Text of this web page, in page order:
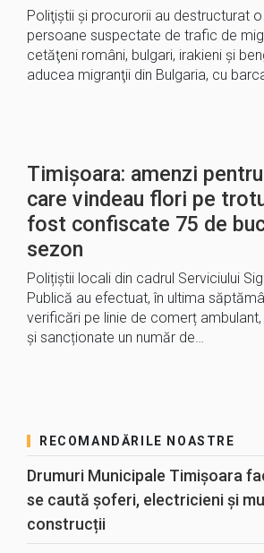
Poliţiştii şi procurorii au destructurat
persoane suspectate de trafic de
cetăţeni români, bulgari, irakieni şi
aducea migranţii din Bulgaria, cu
Timișoara: amenzi
care vindeau flori pe
fost confiscate 75 de
sezon
Polițiștii locali din cadrul Serviciului
Publică au efectuat, în ultima
verificări pe linie de comerț
și sancționate un număr de…
RECOMANDĂRILE NOASTRE
Drumuri Municipale Timișoara
se caută șoferi, electricieni și
construcții